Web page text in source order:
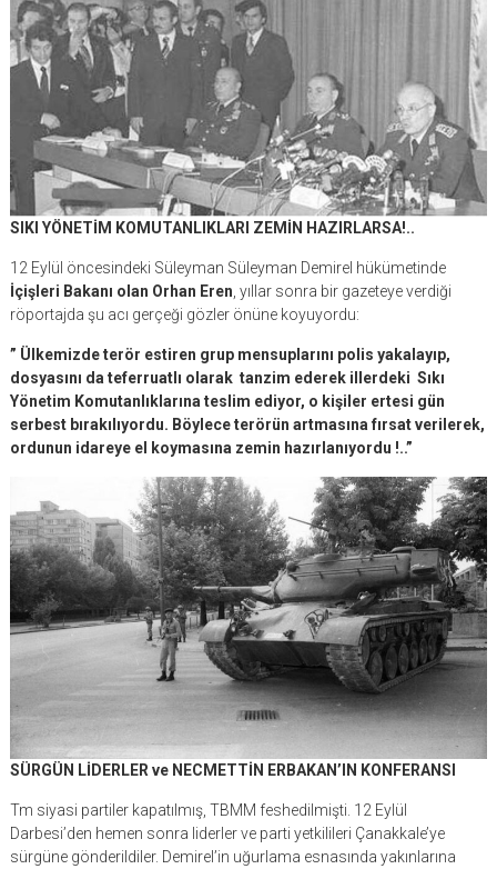
SIKI YÖNETİM KOMUTANLIKLARI ZEMİN HAZIRLARSA!..
12 Eylül öncesindeki Süleyman Süleyman Demirel hükümetinde
İçişleri Bakanı olan Orhan Eren , yıllar sonra bir gazeteye verdiği
röportajda şu acı gerçeği gözler önüne koyuyordu:
” Ülkemizde terör estiren grup mensuplarını polis yakalayıp,
dosyasını da teferruatlı olarak tanzim ederek illerdeki Sıkı
Yönetim Komutanlıklarına teslim ediyor, o kişiler ertesi gün
serbest bırakılıyordu. Böylece terörün artmasına fırsat verilerek,
ordunun idareye el koymasına zemin hazırlanıyordu !..”
SÜRGÜN LİDERLER ve NECMETTİN ERBAKAN’IN KONFERANSI
Tm siyasi partiler kapatılmış, TBMM feshedilmişti. 12 Eylül
Darbesi’den hemen sonra liderler ve parti yetkilileri Çanakkale’ye
sürgüne gönderildiler. Demirel’in uğurlama esnasında yakınlarına